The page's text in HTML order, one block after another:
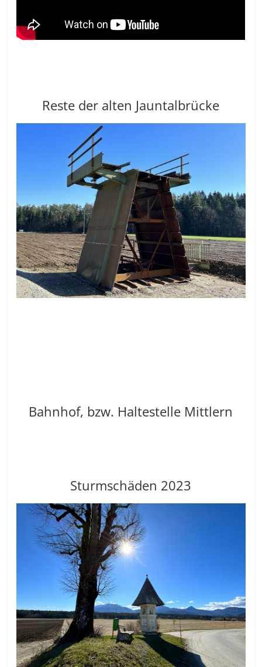
Reste der alten Jauntalbrücke
Bahnhof, bzw. Haltestelle Mittlern
Sturmschäden 2023